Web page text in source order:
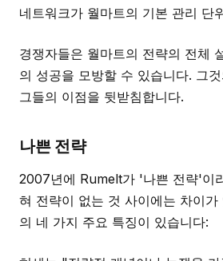
네트워크가 월마트의 기본 관리 단
경쟁자들은 월마트의 전략의 전체
의 성공을 모방할 수 있습니다. 그
그들의 이점을 뒷받침합니다.
나쁜 전략
2007년에 Rumelt가 '나쁜 전략'이
혀 전략이 없는 것 사이에는 차이
의 네 가지 주요 특징이 있습니다: